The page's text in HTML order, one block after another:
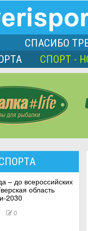
СПАСИБО
СПОРТ -
– до всероссийских
область
2030
0